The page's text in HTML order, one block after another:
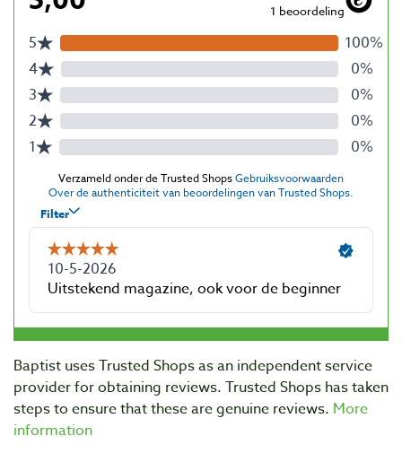
Baptist uses Trusted Shops as an independent service
provider for obtaining reviews. Trusted Shops has taken
steps to ensure that these are genuine reviews. More
information